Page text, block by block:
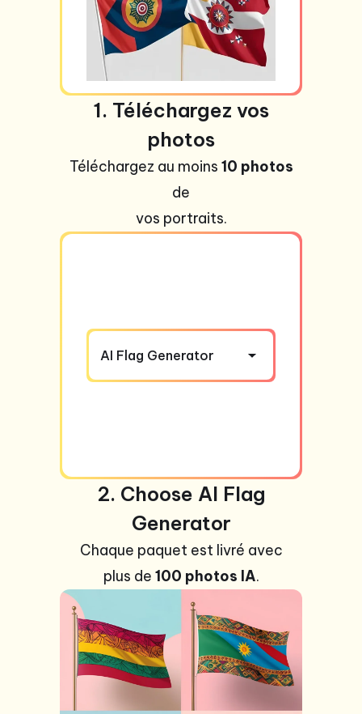
1. Téléchargez vos
photos
Téléchargez au moins 10 photos
de
vos portraits.
AI Flag Generator
2. Choose AI Flag
Generator
Chaque paquet est livré avec
plus de 100 photos IA.
+99
photos